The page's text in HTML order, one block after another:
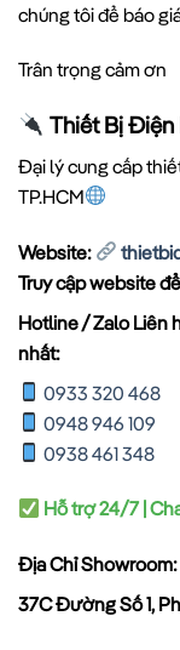
chúng tôi để báo
Trân trọng cảm ơn
Thiết Bị Điện
Đại lý cung cấp
TP.HCM
Website:
Truy cập website
Hotline / Zalo Liên
nhất:
0933 320 468
0948 946 109
0938 461 348
Hỗ trợ 24/7 |
Địa Chỉ Showroom:
37C Đường Số 1,